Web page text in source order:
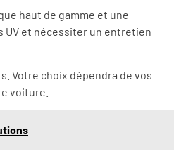
haut de gamme et une
UV et nécessiter un entretien
Votre choix dépendra de vos
voiture.